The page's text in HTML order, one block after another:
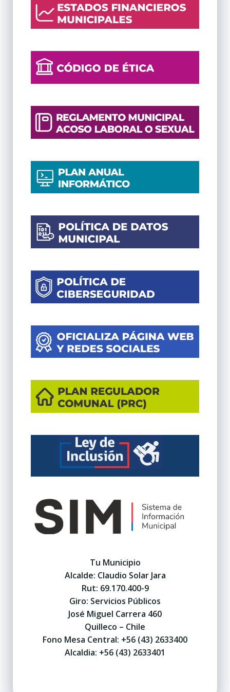
Tu Municipio
Alcalde: Claudio Solar Jara
Rut: 69.170.400-9
Giro: Servicios Públicos
José Miguel Carrera 460
Quilleco – Chile
Fono Mesa Central: +56 (43) 2633400
Alcaldia: +56 (43) 2633401